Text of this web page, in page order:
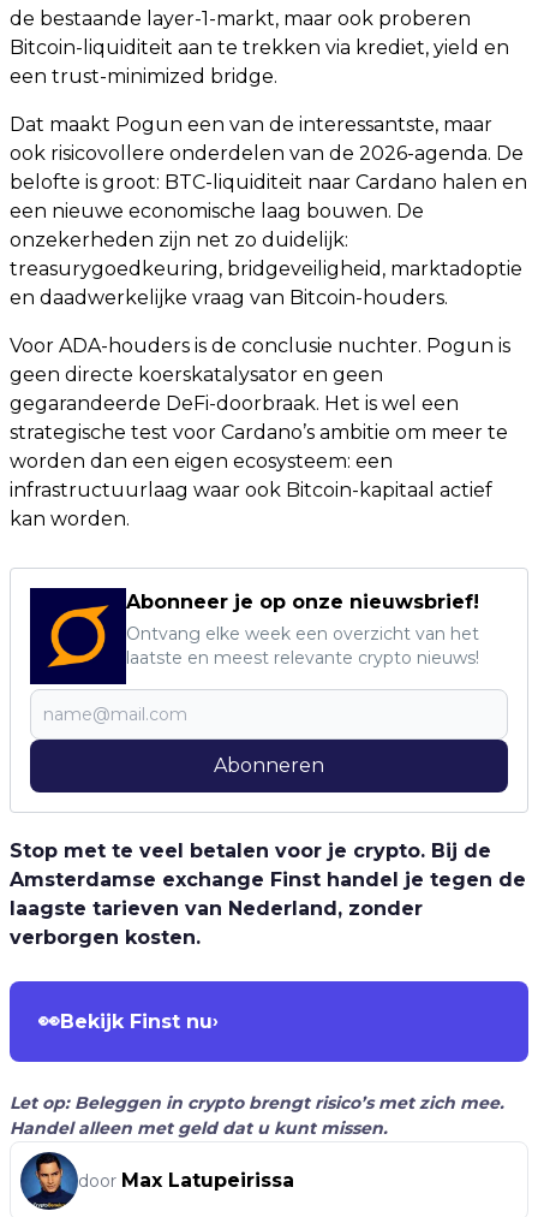
de bestaande layer-1-markt, maar ook proberen
Bitcoin-liquiditeit aan te trekken via krediet, yield en
een trust-minimized bridge.
Dat maakt Pogun een van de interessantste, maar
ook risicovollere onderdelen van de 2026-agenda. De
belofte is groot: BTC-liquiditeit naar Cardano halen en
een nieuwe economische laag bouwen. De
onzekerheden zijn net zo duidelijk:
treasurygoedkeuring, bridgeveiligheid, marktadoptie
en daadwerkelijke vraag van Bitcoin-houders.
Voor ADA-houders is de conclusie nuchter. Pogun is
geen directe koerskatalysator en geen
gegarandeerde DeFi-doorbraak. Het is wel een
strategische test voor Cardano’s ambitie om meer te
worden dan een eigen ecosysteem: een
infrastructuurlaag waar ook Bitcoin-kapitaal actief
kan worden.
Abonneer je op onze nieuwsbrief!
Ontvang elke week een overzicht van het
laatste en meest relevante crypto nieuws!
Abonneren
Stop met te veel betalen voor je crypto. Bij de
Amsterdamse exchange Finst handel je tegen de
laagste tarieven van Nederland, zonder
verborgen kosten.
👀Bekijk Finst nu›
Let op: Beleggen in crypto brengt risico’s met zich mee.
Handel alleen met geld dat u kunt missen.
door Max Latupeirissa